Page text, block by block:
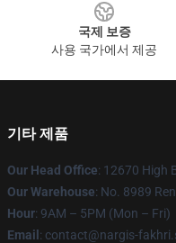
국제 보증
사용 국가에서 제공
기타 제품
Our Head Office: 12670 High
Our Warehouse: No. 8989
Hour: 9AM – 5PM (Mon – Fri)
Email : contact@nargis-